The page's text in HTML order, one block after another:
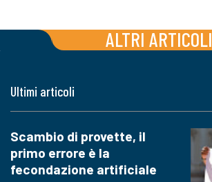
ALTRI ARTICOLI
Ultimi articoli
Scambio di provette, il
primo errore è la
fecondazione artificiale